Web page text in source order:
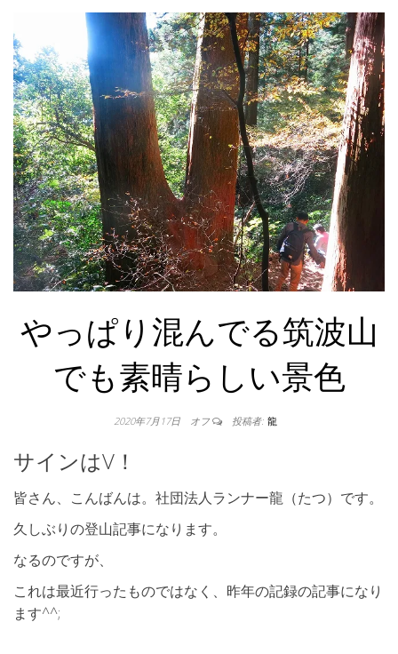
やっぱり混んでる筑波山
でも素晴らしい景色
2020年7月17日 オフ 投稿者: 龍
サインはV！
皆さん、こんばんは。社団法人ランナー龍（たつ）です。
久しぶりの登山記事になります。
なるのですが、
これは最近行ったものではなく、昨年の記録の記事になり
ます^^;